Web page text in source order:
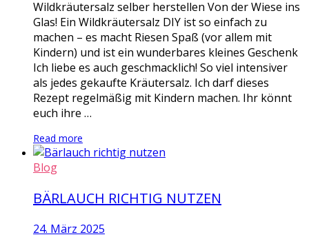
Wildkräutersalz selber herstellen Von der Wiese ins
Glas! Ein Wildkräutersalz DIY ist so einfach zu
machen – es macht Riesen Spaß (vor allem mit
Kindern) und ist ein wunderbares kleines Geschenk
Ich liebe es auch geschmacklich! So viel intensiver
als jedes gekaufte Kräutersalz. Ich darf dieses
Rezept regelmäßig mit Kindern machen. Ihr könnt
euch ihre …
Read more
Blog
BÄRLAUCH RICHTIG NUTZEN
24. März 2025